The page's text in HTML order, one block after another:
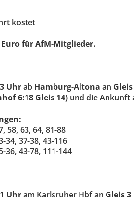
kostet
Euro für AfM-Mitglieder.
Uhrab Hamburg-Altona an
6:18 Gleis 14) und die Ankunft
58, 63, 64, 81-88
34, 37-38, 43-116
36, 43-78, 111-144
Uhram Karlsruher Hbf an Gleis 3